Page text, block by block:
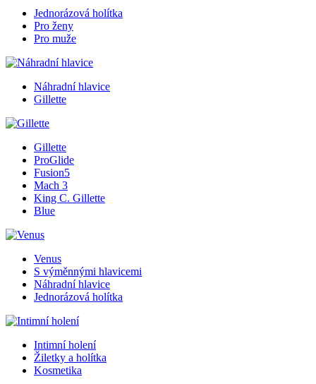
Jednorázová holítka
Pro ženy
Pro muže
Náhradní hlavice
Gillette
Gillette
ProGlide
Fusion5
Mach 3
King C. Gillette
Blue
Venus
S výměnnými hlavicemi
Náhradní hlavice
Jednorázová holítka
Intimní holení
Žiletky a holítka
Kosmetika